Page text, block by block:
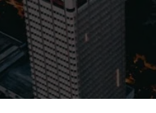
Críticas Breve Nos